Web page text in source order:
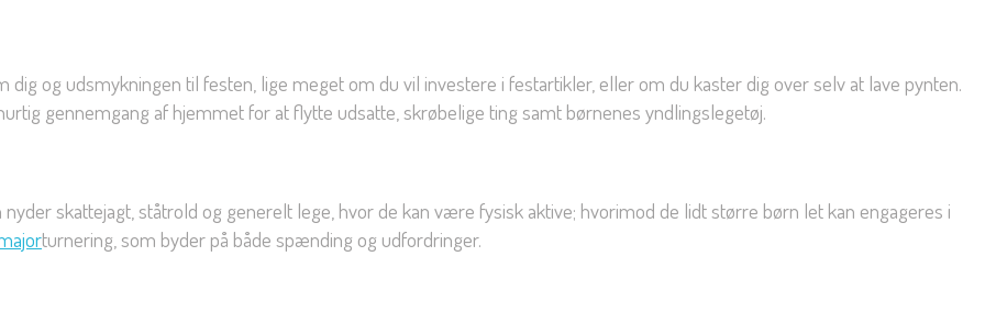
og udsmykningen til festen, lige meget om du vil investere i festartikler, eller om du kaster dig over selv at lave pynten.
gennemgang af hjemmet for at flytte udsatte, skrøbelige ting samt børnenes yndlingslegetøj.
skattejagt, ståtrold og generelt lege, hvor de kan være fysisk aktive; hvorimod de lidt større børn let kan engageres i
turnering, som byder på både spænding og udfordringer.